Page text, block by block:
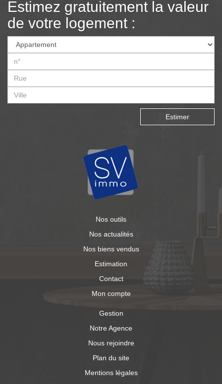
Estimez gratuitement la valeur
de votre logement :
Estimer
Nos outils
Nos actualités
Nos biens vendus
Estimation
Contact
Mon compte
Gestion
Notre Agence
Nous rejoindre
Plan du site
Mentions légales